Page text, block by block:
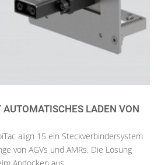
LADEN VON
align 15 ein Steckverbindersystem
von AGVs und AMRs. Die Lösung